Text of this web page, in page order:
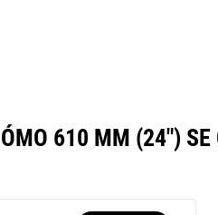
610 MM (24") SE